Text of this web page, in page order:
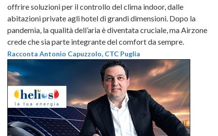
offrire soluzioni per il controllo del clima indoor, dalle
abitazioni private agli hotel di grandi dimensioni. Dopo la
pandemia, la qualità dell’aria è diventata cruciale, ma Airzone
crede che sia parte integrante del comfort da sempre.
Racconta Antonio Capuzzolo, CTC Puglia